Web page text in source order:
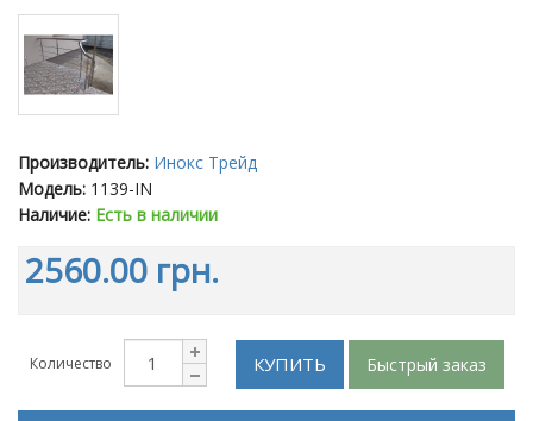
Производитель: Инокс Трейд
Модель: 1139-IN
Наличие: Есть в наличии
2560.00 грн.
Количество КУПИТЬ Быстрый заказ